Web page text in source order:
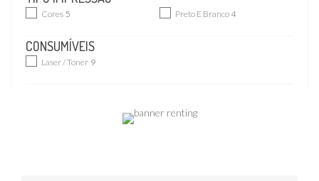
Cores 5 Preto E Branco 4
CONSUMÍVEIS
Laser / Toner 9